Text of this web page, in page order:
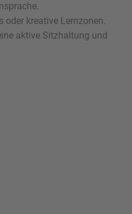
oder kreative Lernzonen.
aktive Sitzhaltung und